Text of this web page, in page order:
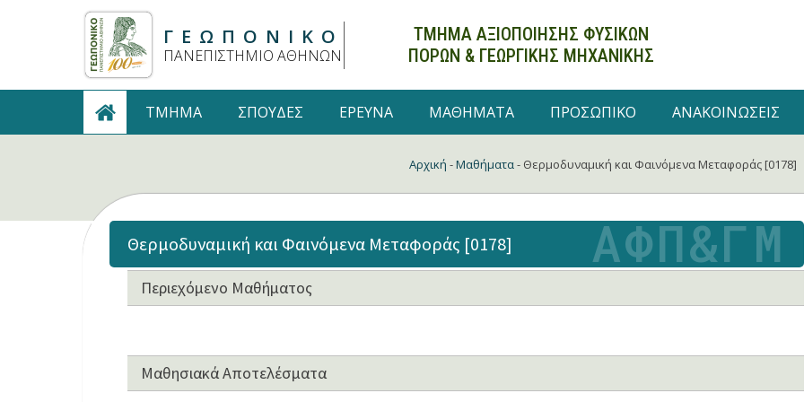
ΓΕΩΠΟΝΙΚΟ
ΠΑΝΕΠΙΣΤΗΜΙΟ ΑΘΗΝΩΝ
ΤΜΗΜΑ ΑΞΙΟΠΟΙΗΣΗΣ ΦΥΣΙΚΩΝ
ΠΟΡΩΝ & ΓΕΩΡΓΙΚΗΣ ΜΗΧΑΝΙΚΗΣ
TMHMA ΣΠΟΥΔΕΣ ΕΡΕΥΝΑ ΜΑΘΗΜΑΤΑ ΠΡΟΣΩΠΙΚΟ ΑΝΑΚΟΙΝΩΣΕΙΣ
Αρχική -Μαθήματα- Θερμοδυναμική και Φαινόμενα Μεταφοράς [0178]
Θερμοδυναμική και Φαινόμενα Μεταφοράς [0178]
Περιεχόμενο Μαθήματος
Μαθησιακά Αποτελέσματα